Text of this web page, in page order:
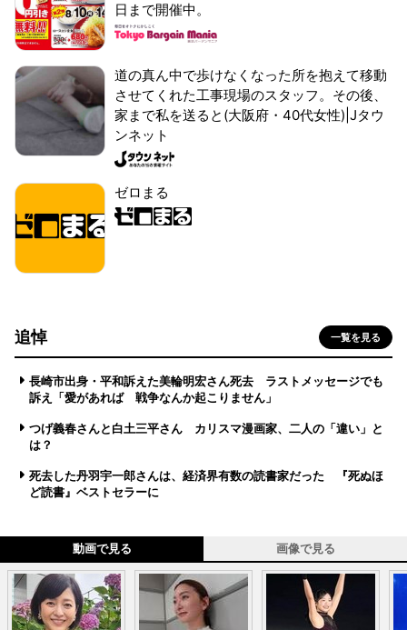
日まで開催中。
道の真ん中で歩けなくなった所を抱えて移動
させてくれた工事現場のスタッフ。その後、
家まで私を送ると(大阪府・40代女性)|Jタウ
ンネット
ゼロまる
追悼 一覧を見る
長崎市出身・平和訴えた美輪明宏さん死去 ラストメッセージでも
訴え「愛があれば 戦争なんか起こりません」
つげ義春さんと白土三平さん カリスマ漫画家、二人の「違い」と
は？
死去した丹羽宇一郎さんは、経済界有数の読書家だった 『死ぬほ
ど読書』ベストセラーに
動画で見る 画像で見る